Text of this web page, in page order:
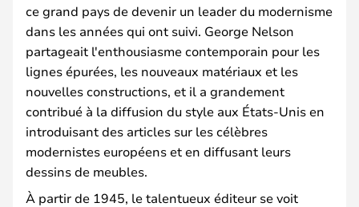
ce grand pays de devenir un leader du modernisme
dans les années qui ont suivi. George Nelson
partageait l'enthousiasme contemporain pour les
lignes épurées, les nouveaux matériaux et les
nouvelles constructions, et il a grandement
contribué à la diffusion du style aux États-Unis en
introduisant des articles sur les célèbres
modernistes européens et en diffusant leurs
dessins de meubles.
À partir de 1945, le talentueux éditeur se voit